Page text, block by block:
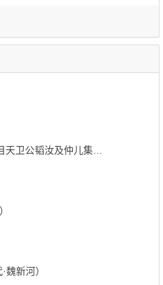
集八境分赋 其二（清代·吴绮）
新河）